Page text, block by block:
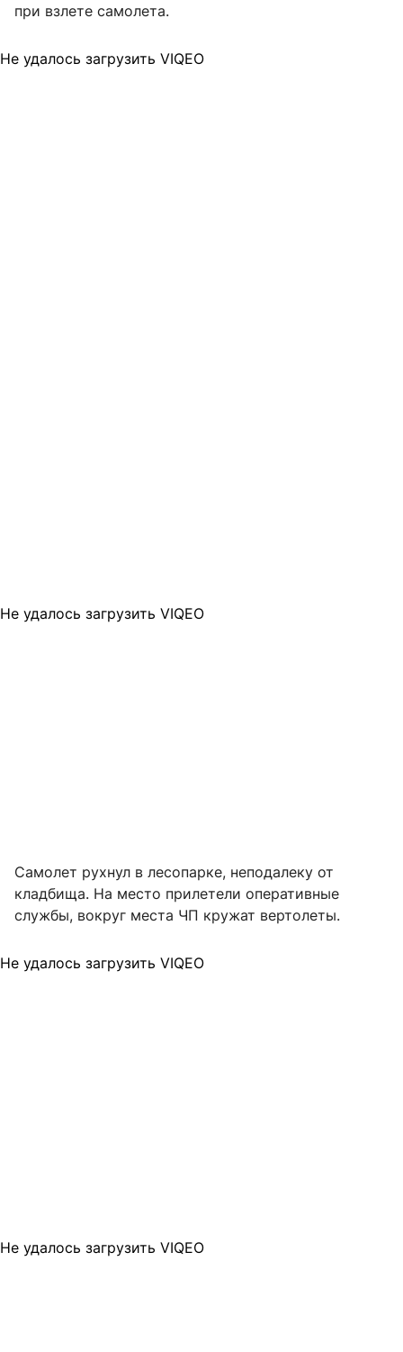
при взлете самолета.
Не удалось загрузить VIQEO
Не удалось загрузить VIQEO
Самолет рухнул в лесопарке, неподалеку от
кладбища. На место прилетели оперативные
службы, вокруг места ЧП кружат вертолеты.
Не удалось загрузить VIQEO
Не удалось загрузить VIQEO